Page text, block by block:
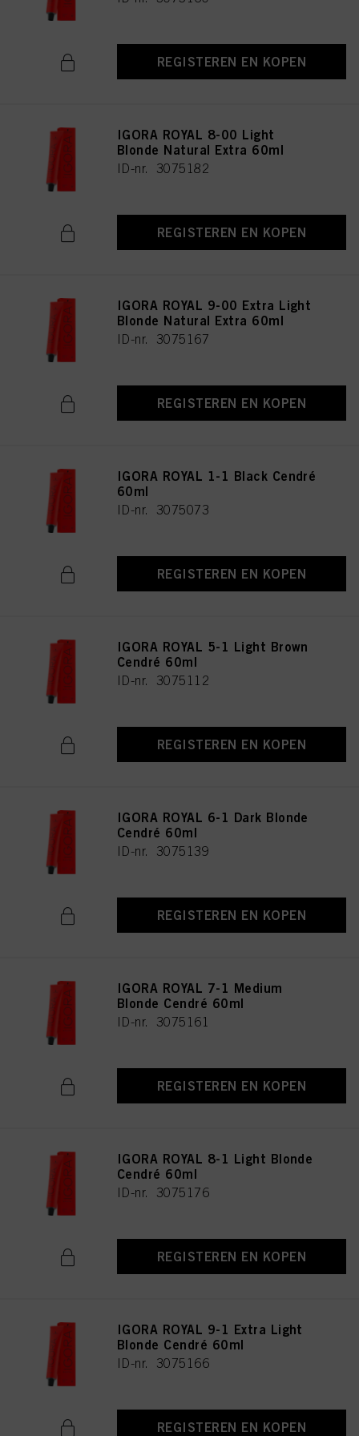
REGISTEREN EN KOPEN
IGORA ROYAL 8-00 Light
Blonde Natural Extra 60ml
ID-nr. 3075182
REGISTEREN EN KOPEN
IGORA ROYAL 9-00 Extra Light
Blonde Natural Extra 60ml
ID-nr. 3075167
REGISTEREN EN KOPEN
IGORA ROYAL 1-1 Black Cendré
60ml
ID-nr. 3075073
REGISTEREN EN KOPEN
IGORA ROYAL 5-1 Light Brown
Cendré 60ml
ID-nr. 3075112
REGISTEREN EN KOPEN
IGORA ROYAL 6-1 Dark Blonde
Cendré 60ml
ID-nr. 3075139
REGISTEREN EN KOPEN
IGORA ROYAL 7-1 Medium
Blonde Cendré 60ml
ID-nr. 3075161
REGISTEREN EN KOPEN
IGORA ROYAL 8-1 Light Blonde
Cendré 60ml
ID-nr. 3075176
REGISTEREN EN KOPEN
IGORA ROYAL 9-1 Extra Light
Blonde Cendré 60ml
ID-nr. 3075166
REGISTEREN EN KOPEN